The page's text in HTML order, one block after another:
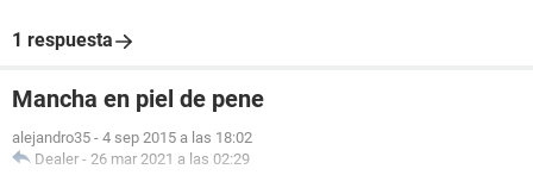
1 respuesta
Mancha en piel de pene
alejandro35 - 4 sep 2015 a las 18:02
Dealer - 26 mar 2021 a las 02:29